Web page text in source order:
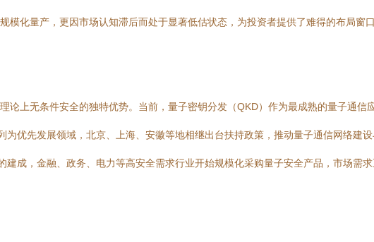
化量产，更因市场认知滞后而处于显著低估状态，为投资者提供了难得的布局窗口
上无条件安全的独特优势。当前，量子密钥分发（QKD）作为最成熟的量子通信
优先发展领域，北京、上海、安徽等地相继出台扶持政策，推动量子通信网络建
成，金融、政务、电力等高安全需求行业开始规模化采购量子安全产品，市场需求